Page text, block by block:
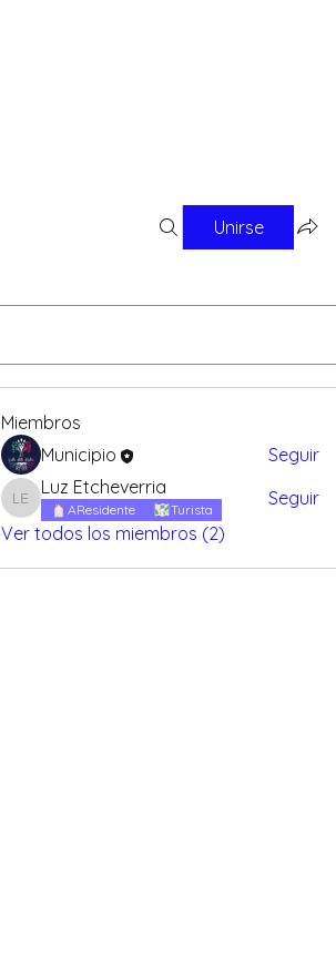
Unirse
Miembros
Municipio
Seguir
Luz Etcheverria
Luz Etcheverria
AResidente Turista
Seguir
Ver todos los miembros (2)